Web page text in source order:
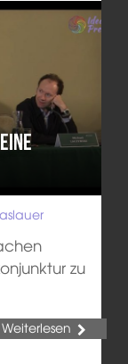
zu
Weiterlesen